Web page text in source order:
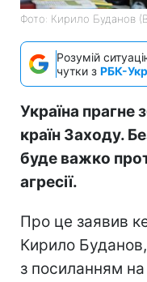
Фото: Кирило Буданов
Розумій
чутки з РБК-
Україна прагне
країн Заходу.
буде важко
агресії.
Про це заявив
Кирило
з посиланням